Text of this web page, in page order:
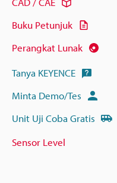
Buku Petunjuk
Perangkat Lunak
Tanya KEYENCE
Minta Demo/Tes
Unit Uji Coba Gratis
Sensor Level